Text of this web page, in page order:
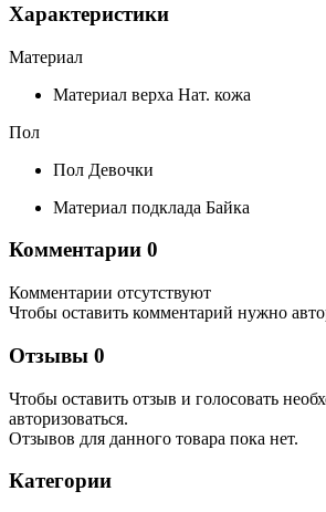
Характеристики
Материал
Материал верха Нат. кожа
Пол
Пол Девочки
Материал подклада Байка
Комментарии 0
Комментарии отсутствуют
Чтобы оставить комментарий нужно
Отзывы 0
Чтобы оcтавить отзыв и голосовать
авторизоваться.
Отзывов для данного товара пока нет.
Категории